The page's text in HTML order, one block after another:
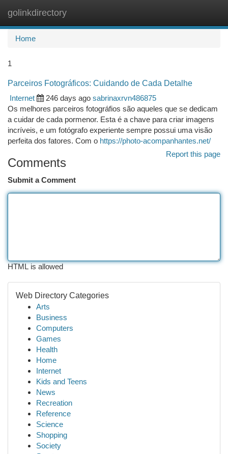
golinkdirectory
Home
1
Parceiros Fotográficos: Cuidando de Cada Detalhe
Internet
246 days ago sabrinaxrvn486875
Os melhores parceiros fotográfios são aqueles que se dedicam
a cuidar de cada pormenor. Esta é a chave para criar imagens
incríveis, e um fotógrafo experiente sempre possui uma visão
perfeita dos fatores. Com o https://photo-acompanhantes.net/
Report this page
Comments
Submit a Comment
HTML is allowed
Web Directory Categories
Arts
Business
Computers
Games
Health
Home
Internet
Kids and Teens
News
Recreation
Reference
Science
Shopping
Society